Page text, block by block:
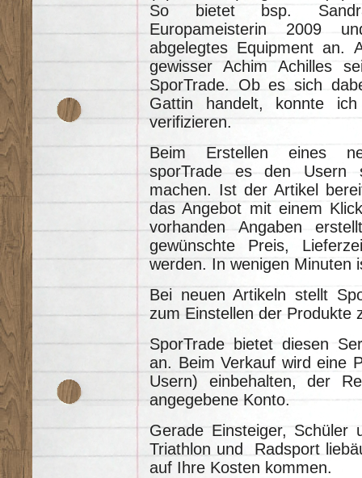
So bietet bsp.
Europameisterin 2009
abgelegtes Equipment an.
gewisser Achim Achilles
SporTrade. Ob es sich
Gattin handelt, konnte
verifizieren.
Beim Erstellen eines
sporTrade es den Usern
machen. Ist der Artikel
das Angebot mit einem
vorhanden Angaben
gewünschte Preis,
werden. In wenigen Minuten
Bei neuen Artikeln stellt
zum Einstellen der Produkte
SporTrade bietet diesen
an. Beim Verkauf wird eine
Usern) einbehalten, der
angegebene Konto.
Gerade Einsteiger,
Triathlon und Radsport
auf Ihre Kosten kommen.